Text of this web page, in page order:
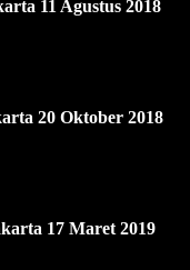
11 Agustus 2018
20 Oktober 2018
17 Maret 2019